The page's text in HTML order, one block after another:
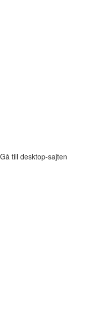
Gå till desktop-sajten